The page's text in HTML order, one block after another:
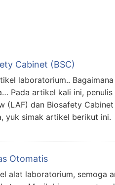
Cabinet (BSC)
laboratorium.. Bagaimana
Pada artikel kali ini, penulis
(LAF) dan Biosafety Cabinet
yuk simak artikel berikut ini.
Otomatis
alat laboratorium, semoga